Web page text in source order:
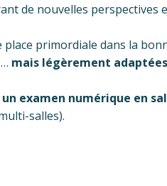
de nouvelles perspectives
primordiale dans la
mais légèrement
examen numérique en
salles).